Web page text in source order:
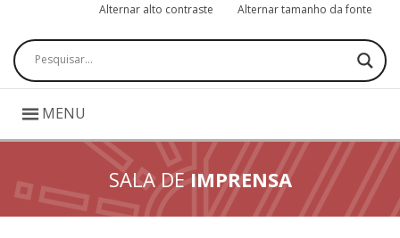
Alternar alto contraste Alternar tamanho da fonte
Pesquisar
MENU
SALA DEIMPRENSA